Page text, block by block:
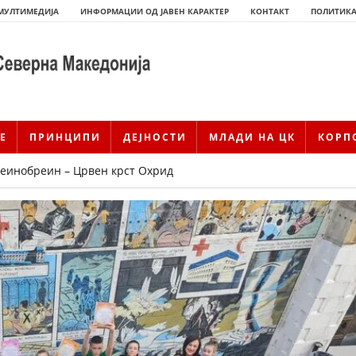
ИНФОРМАЦИИ ОД ЈАВЕН КАРАКТЕР КОНТАКТ
ПРИНЦИПИ ДЕЈНОСТИ МЛАДИ НА ЦК
ИСТОРИЈАТ НА ЦКРМ
ИСТОРИЈАТ НА ДВИЖЕЊЕТО
– Црвен крст Охрид